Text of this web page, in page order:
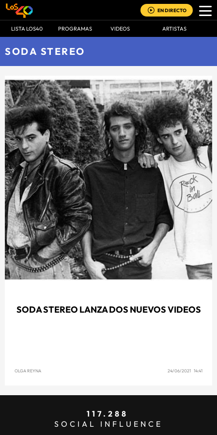
EN DIRECTO
LISTA LOS40 PROGRAMAS VIDEOS ARTISTAS
SODA STEREO
SODA STEREO LANZA DOS NUEVOS VIDEOS
OLGA REYNA 24/06/2021 14:41
117.288
SOCIAL INFLUENCE